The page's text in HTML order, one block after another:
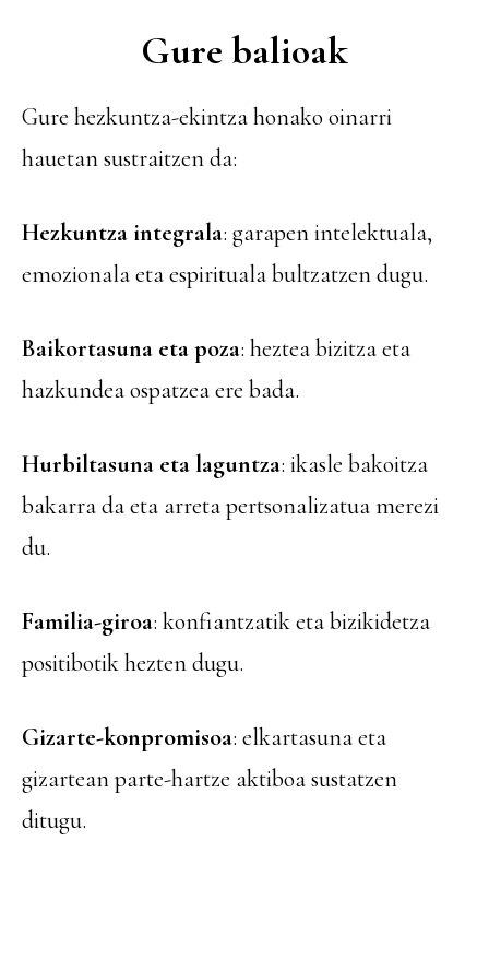
Gure balioak
Gure hezkuntza-ekintza honako oinarri
hauetan sustraitzen da:
Hezkuntza integrala: garapen intelektuala,
emozionala eta espirituala bultzatzen dugu.
Baikortasuna eta poza: heztea bizitza eta
hazkundea ospatzea ere bada.
Hurbiltasuna eta laguntza: ikasle bakoitza
bakarra da eta arreta pertsonalizatua merezi
du.
Familia-giroa: konfiantzatik eta bizikidetza
positibotik hezten dugu.
Gizarte-konpromisoa: elkartasuna eta
gizartean parte-hartze aktiboa sustatzen
ditugu.